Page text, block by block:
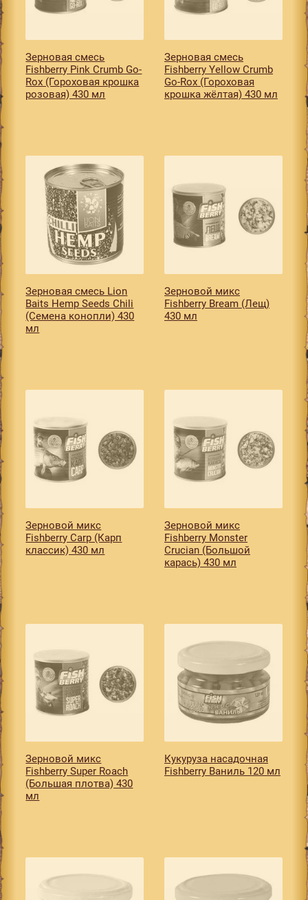
Зерновая смесь
Fishberry Pink Crumb Go-
Rox (Гороховая крошка
розовая) 430 мл
Зерновая смесь
Fishberry Yellow Crumb
Go-Rox (Гороховая
крошка жёлтая) 430 мл
Зерновая смесь Lion
Baits Hemp Seeds Chili
(Семена конопли) 430
мл
Зерновой микс
Fishberry Bream (Лещ)
430 мл
Зерновой микс
Fishberry Carp (Карп
классик) 430 мл
Зерновой микс
Fishberry Monster
Crucian (Большой
карась) 430 мл
Зерновой микс
Fishberry Super Roach
(Большая плотва) 430
мл
Кукуруза насадочная
Fishberry Ваниль 120 мл